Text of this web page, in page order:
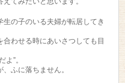
の子のいる夫婦が転居してき
わせる時にあいさつしても目
”。
ふに落ちません。